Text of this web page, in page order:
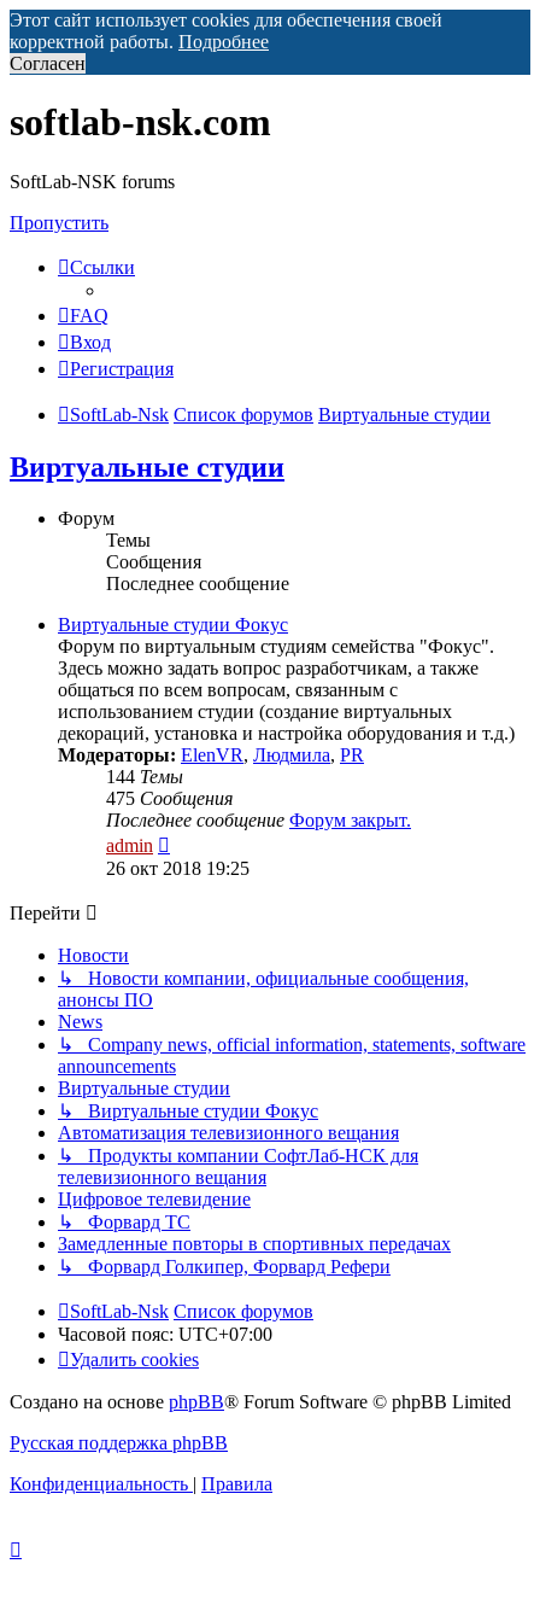
Этот сайт использует cookies для обеспечения своей
корректной работы. Подробнее
Согласен
softlab-nsk.com
SoftLab-NSK forums
Пропустить
Ссылки
FAQ
Вход
Регистрация
SoftLab-Nsk Список форумов Виртуальные студии
Виртуальные студии
Форум
Темы
Сообщения
Последнее сообщение
Виртуальные студии Фокус
Форум по виртуальным студиям семейства "Фокус".
Здесь можно задать вопрос разработчикам, а также
общаться по всем вопросам, связанным с
использованием студии (создание виртуальных
декораций, установка и настройка оборудования и т.д.)
Модераторы: ElenVR, Людмила, PR
144 Темы
475 Сообщения
Последнее сообщение Форум закрыт.
admin
к
26 окт 2018 19:25
Перейти
Новости
↳ Новости компании, официальные сообщения,
анонсы ПО
News
↳ Company news, official information, statements, software
announcements
Виртуальные студии
↳ Виртуальные студии Фокус
Автоматизация телевизионного вещания
↳ Продукты компании СофтЛаб-НСК для
телевизионного вещания
Цифровое телевидение
↳ Форвард ТС
Замедленные повторы в спортивных передачах
↳ Форвард Голкипер, Форвард Рефери
SoftLab-Nsk Список форумов
Часовой пояс: UTC+07:00
Удалить cookies
Создано на основе phpBB® Forum Software © phpBB Limited
Русская поддержка phpBB
Конфиденциальность | Правила